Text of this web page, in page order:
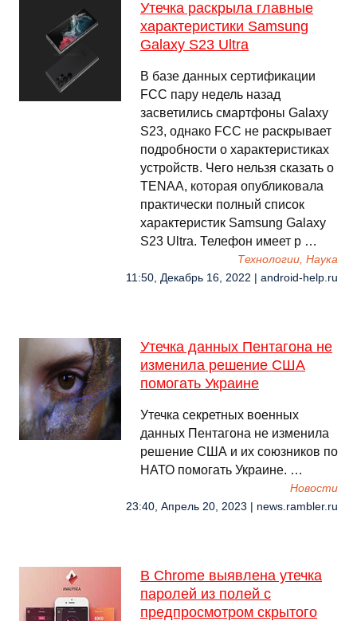
Утечка раскрыла главные
характеристики Samsung
Galaxy S23 Ultra
В базе данных сертификации
FCC пару недель назад
засветились смартфоны Galaxy
S23, однако FCC не раскрывает
подробности о характеристиках
устройств. Чего нельзя сказать о
TENAA, которая опубликовала
практически полный список
характеристик Samsung Galaxy
S23 Ultra. Телефон имеет р …
Технологии, Наука
11:50, Декабрь 16, 2022 | android-help.ru
Утечка данных Пентагона не
изменила решение США
помогать Украине
Утечка секретных военных
данных Пентагона не изменила
решение США и их союзников по
НАТО помогать Украине. …
Новости
23:40, Апрель 20, 2023 | news.rambler.ru
В Chrome выявлена утечка
паролей из полей с
предпросмотром скрытого